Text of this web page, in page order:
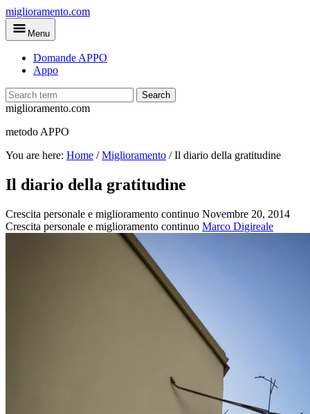
Skip
to
main
miglioramento.com
Menu
Domande APPO
Appo
Search
miglioramento.com
metodo APPO
You are here: Home /Miglioramento /Il diario della gratitudine
Il diario della gratitudine
Crescita personale e miglioramento continuo Novembre 20, 2014
Crescita personale e miglioramento continuo Marco Digireale